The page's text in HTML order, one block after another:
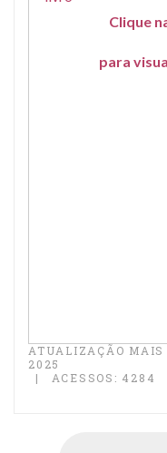
Clique
para
ATUALIZAÇÃO MAIS
2025
ACESSOS: 4284